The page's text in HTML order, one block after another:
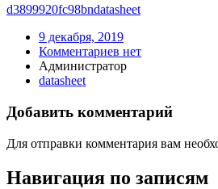
d3899920fc98bndatasheet
9 декабря, 2019
Комментариев нет
Администратор
datasheet
Добавить комментарий
Для отправки комментария вам
Навигация по записям